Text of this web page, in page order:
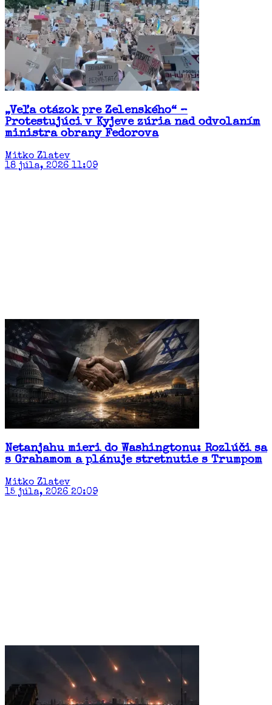
„Veľa otázok pre Zelenského“ –
Protestujúci v Kyjeve zúria nad odvolaním
ministra obrany Fedorova
Mitko Zlatev
18 júla, 2026 11:09
Netanjahu mieri do Washingtonu: Rozlúči sa
s Grahamom a plánuje stretnutie s Trumpom
Mitko Zlatev
15 júla, 2026 20:09